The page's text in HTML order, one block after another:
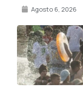
Agosto 6, 2026